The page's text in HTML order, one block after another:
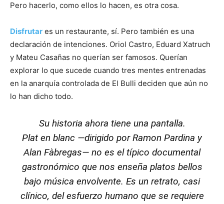
Pero hacerlo, como ellos lo hacen, es otra cosa.
Disfrutar es un restaurante, sí. Pero también es una
declaración de intenciones. Oriol Castro, Eduard Xatruch
y Mateu Casañas no querían ser famosos. Querían
explorar lo que sucede cuando tres mentes entrenadas
en la anarquía controlada de El Bulli deciden que aún no
lo han dicho todo.
Su historia ahora tiene una pantalla.
Plat en blanc —dirigido por Ramon Pardina y
Alan Fàbregas— no es el típico documental
gastronómico que nos enseña platos bellos
bajo música envolvente. Es un retrato, casi
clínico, del esfuerzo humano que se requiere